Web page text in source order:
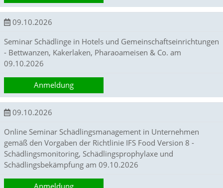
e
b
s
i
t
e
g
n
u
t
t
w
i
r
d
.
09.10.2026
Seminar Schädlinge in Hotels und Gemeinschaftseinrichtungen
- Bettwanzen, Kakerlaken, Pharaoameisen & Co. am
09.10.2026
Anmeldung
09.10.2026
Online Seminar Schädlingsmanagement in Unternehmen
gemäß den Vorgaben der Richtlinie IFS Food Version 8 -
Schädlingsmonitoring, Schädlingsprophylaxe und
Schädlingsbekämpfung am 09.10.2026
Anmeldung